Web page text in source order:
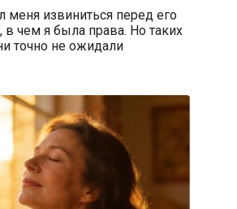
меня извиниться перед его
в чем я была права. Но таких
точно не ожидали